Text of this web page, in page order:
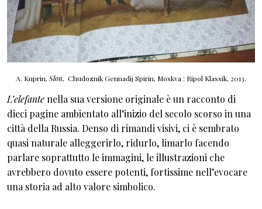
A. Kuprin, Slon, Chudoznik Gennadij Spirin, Moskva : Ripol Klassik, 2013.
L’elefantenella sua versione originale è un racconto di
dieci pagine ambientato all’inizio del secolo scorso in una
città della Russia. Denso di rimandi visivi, ci è sembrato
quasi naturale alleggerirlo, ridurlo, limarlo facendo
parlare soprattutto le immagini, le illustrazioni che
avrebbero dovuto essere potenti, fortissime nell’evocare
una storia ad alto valore simbolico.